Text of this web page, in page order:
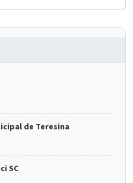
de Teresina
SC